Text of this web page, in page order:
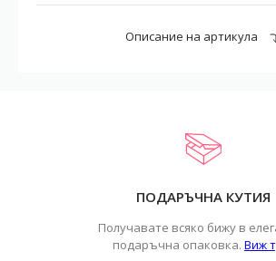
Описание на артикула
ПОДАРЪЧНА КУТИЯ
Получавате всяко бижу в
подаръчна опаковка. Виж